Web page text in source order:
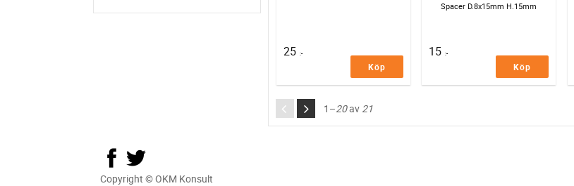
25 :-
Köp
Spacer D.8x15mm H.15mm
15 :-
Köp
1–20av 21
Copyright © OKM Konsult